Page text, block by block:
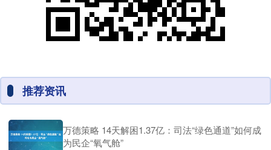
推荐资讯
万德策略 14天解困1.37亿：司法“绿色通道”如何成
为民企“氧气舱”